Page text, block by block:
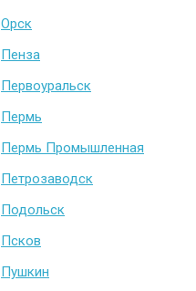
Орск
Пенза
Первоуральск
Пермь
Пермь Промышленная
Петрозаводск
Подольск
Псков
Пушкин